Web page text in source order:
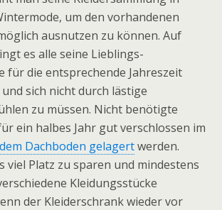
um den vorhandenen
ausnutzen zu können. Auf
es alle seine Lieblings-
für die entsprechende Jahreszeit
sich nicht durch lästige
zu müssen. Nicht benötigte
ein halbes Jahr gut verschlossen im
Dachboden gelagertwerden.
viel Platz zu sparen und mindestens
Kleidungsstücke
der Kleiderschrank wieder vor